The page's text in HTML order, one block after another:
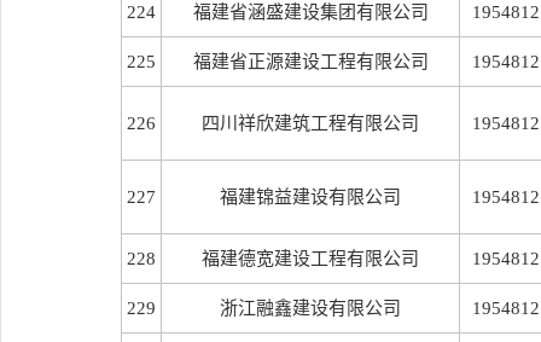
224 福建省涵盛建设集团有限公司 1954812
225 福建省正源建设工程有限公司 1954812
226 四川祥欣建筑工程有限公司 1954812
227 福建锦益建设有限公司 1954812
228 福建德宽建设工程有限公司 1954812
229 浙江融鑫建设有限公司 1954812